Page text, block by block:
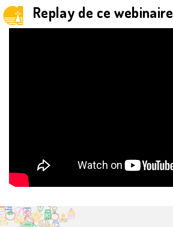
Replay de ce webinaire